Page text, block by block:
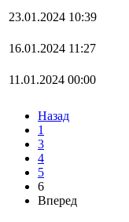
23.01.2024 10:39
16.01.2024 11:27
11.01.2024 00:00
Назад
1
3
4
5
6
Вперед